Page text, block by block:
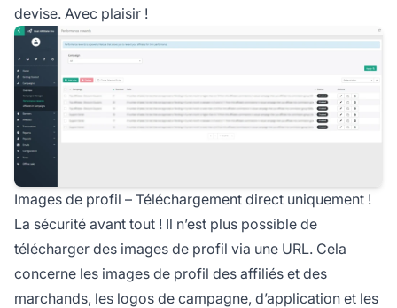
devise. Avec plaisir !
Images de profil – Téléchargement direct uniquement !
La sécurité avant tout ! Il n’est plus possible de
télécharger des images de profil via une URL. Cela
concerne les images de profil des affiliés et des
marchands, les logos de campagne, d’application et les